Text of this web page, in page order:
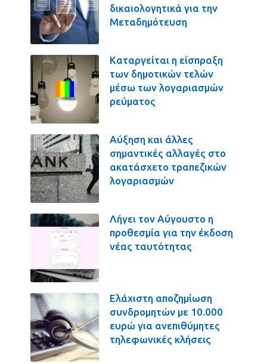
δικαιολογητικά για την
Μεταδημότευση
Καταργείται η είσπραξη
των δημοτικών τελών
μέσω των λογαριασμών
ρεύματος
Αύξηση και άλλες
σημαντικές αλλαγές στο
ακατάσχετο τραπεζικών
λογαριασμών
Λήγει τον Αύγουστο η
προθεσμία για την έκδοση
νέας ταυτότητας
Ελάχιστη αποζημίωση
συνδρομητών με 10.000
ευρώ για ανεπιθύμητες
τηλεφωνικές κλήσεις